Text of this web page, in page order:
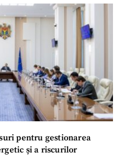
pentru gestionarea
și a riscurilor